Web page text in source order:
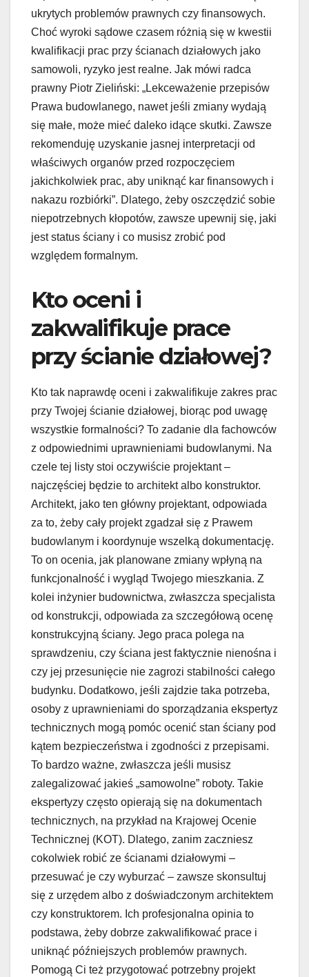
ukrytych problemów prawnych czy finansowych.
Choć wyroki sądowe czasem różnią się w kwestii
kwalifikacji prac przy ścianach działowych jako
samowoli, ryzyko jest realne. Jak mówi radca
prawny Piotr Zieliński: „Lekceważenie przepisów
Prawa budowlanego, nawet jeśli zmiany wydają
się małe, może mieć daleko idące skutki. Zawsze
rekomenduję uzyskanie jasnej interpretacji od
właściwych organów przed rozpoczęciem
jakichkolwiek prac, aby uniknąć kar finansowych i
nakazu rozbiórki”. Dlatego, żeby oszczędzić sobie
niepotrzebnych kłopotów, zawsze upewnij się, jaki
jest status ściany i co musisz zrobić pod
względem formalnym.
Kto oceni i
zakwalifikuje prace
przy ścianie działowej?
Kto tak naprawdę oceni i zakwalifikuje zakres prac
przy Twojej ścianie działowej, biorąc pod uwagę
wszystkie formalności? To zadanie dla fachowców
z odpowiednimi uprawnieniami budowlanymi. Na
czele tej listy stoi oczywiście projektant –
najczęściej będzie to architekt albo konstruktor.
Architekt, jako ten główny projektant, odpowiada
za to, żeby cały projekt zgadzał się z Prawem
budowlanym i koordynuje wszelką dokumentację.
To on ocenia, jak planowane zmiany wpłyną na
funkcjonalność i wygląd Twojego mieszkania. Z
kolei inżynier budownictwa, zwłaszcza specjalista
od konstrukcji, odpowiada za szczegółową ocenę
konstrukcyjną ściany. Jego praca polega na
sprawdzeniu, czy ściana jest faktycznie nienośna i
czy jej przesunięcie nie zagrozi stabilności całego
budynku. Dodatkowo, jeśli zajdzie taka potrzeba,
osoby z uprawnieniami do sporządzania ekspertyz
technicznych mogą pomóc ocenić stan ściany pod
kątem bezpieczeństwa i zgodności z przepisami.
To bardzo ważne, zwłaszcza jeśli musisz
zalegalizować jakieś „samowolne” roboty. Takie
ekspertyzy często opierają się na dokumentach
technicznych, na przykład na Krajowej Ocenie
Technicznej (KOT). Dlatego, zanim zaczniesz
cokolwiek robić ze ścianami działowymi –
przesuwać je czy wyburzać – zawsze skonsultuj
się z urzędem albo z doświadczonym architektem
czy konstruktorem. Ich profesjonalna opinia to
podstawa, żeby dobrze zakwalifikować prace i
uniknąć późniejszych problemów prawnych.
Pomogą Ci też przygotować potrzebny projekt